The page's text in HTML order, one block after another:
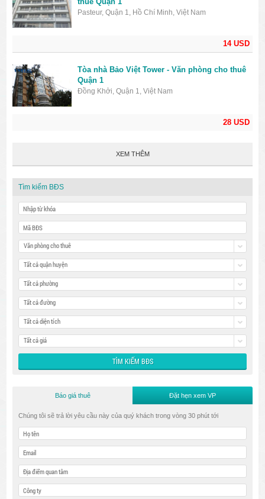
14 USD
Pasteur, Quận 1, Hồ Chí Minh, Việt Nam
28 USD
Tòa nhà Bảo Việt Tower - Văn phòng cho thuê
Quận 1
Đồng Khởi, Quận 1, Việt Nam
XEM THÊM
Tìm kiếm BĐS
Văn phòng cho thuê
Tất cả quận huyện
Tất cả phường
Tất cả đường
Tất cả diện tích
Tất cả giá
Báo giá thuê Đặt hẹn xem VP
Chúng tôi sẽ trả lời yêu cầu này của quý khách trong vòng 30 phút tới